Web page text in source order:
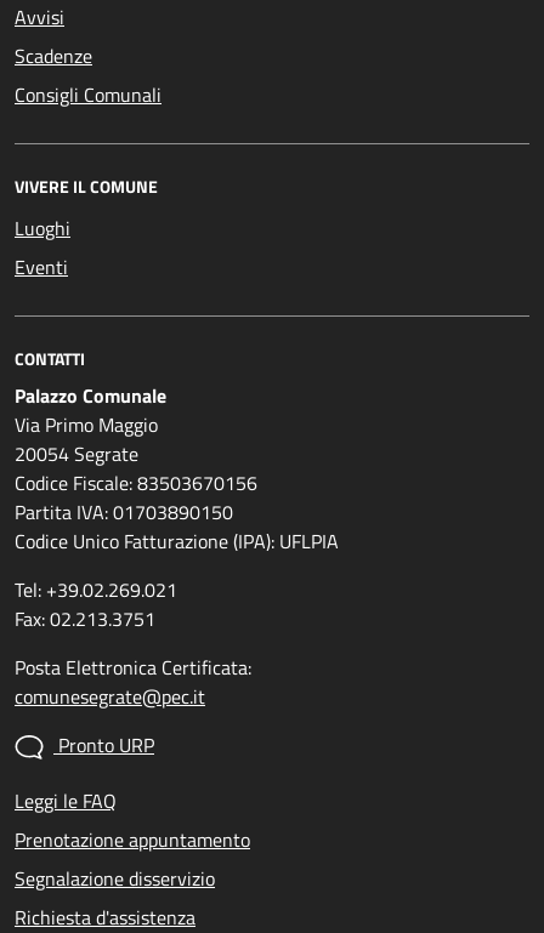
Avvisi
Scadenze
Consigli Comunali
VIVERE IL COMUNE
Luoghi
Eventi
CONTATTI
Palazzo Comunale
Via Primo Maggio
20054 Segrate
Codice Fiscale: 83503670156
Partita IVA: 01703890150
Codice Unico Fatturazione (IPA): UFLPIA
Tel: +39.02.269.021
Fax: 02.213.3751
Posta Elettronica Certificata:
comunesegrate@pec.it
Pronto URP
Leggi le FAQ
Prenotazione appuntamento
Segnalazione disservizio
Richiesta d'assistenza